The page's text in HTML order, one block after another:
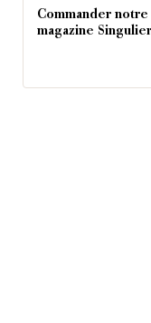
Commander notre
magazine